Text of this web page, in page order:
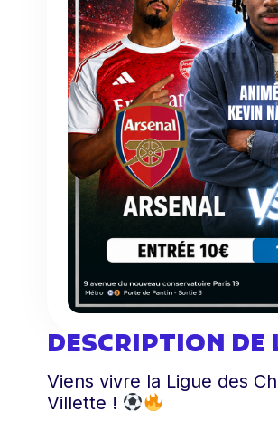
DESCRIPTION DE
Viens vivre la Ligue des
Villette !